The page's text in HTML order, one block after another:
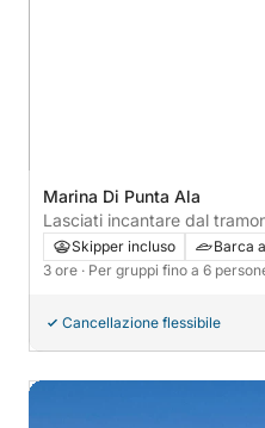
Marina Di Punta Ala
Lasciati incantare dal
Skipper incluso
Barca
3 ore · Per gruppi fino a 6
Cancellazione flessibile